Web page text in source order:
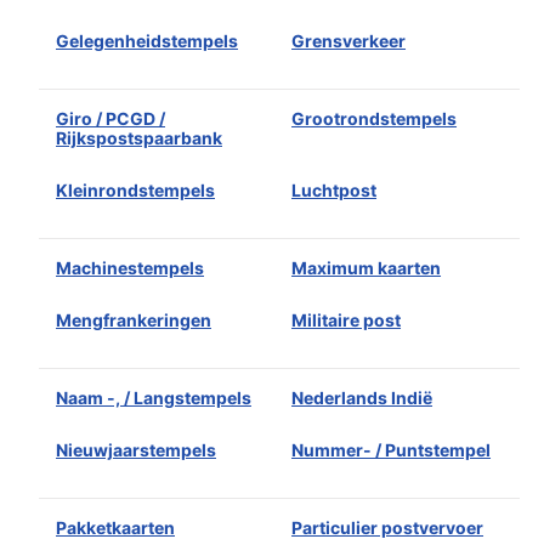
Gelegenheidstempels Grensverkeer
Giro / PCGD /
Rijkspostspaarbank
Grootrondstempels
Kleinrondstempels Luchtpost
Machinestempels Maximum kaarten
Mengfrankeringen Militaire post
Naam -, / Langstempels Nederlands Indië
Nieuwjaarstempels Nummer- / Puntstempel
Pakketkaarten Particulier postvervoer